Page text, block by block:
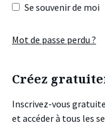
Se souvenir de moi
Mot de passe perdu ?
Créez
Inscrivez-vous
et accéder à tous les